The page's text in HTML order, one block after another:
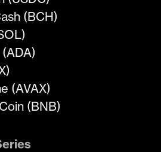
(BCH)
(AVAX)
(BNB)